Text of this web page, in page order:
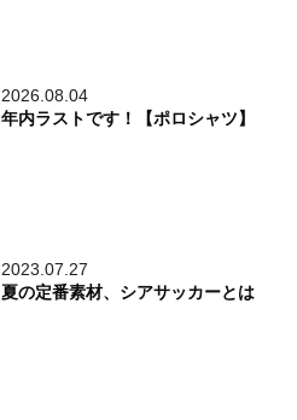
2026.08.04
年内ラストです！【ポロシャツ】
2023.07.27
夏の定番素材、シアサッカーとは